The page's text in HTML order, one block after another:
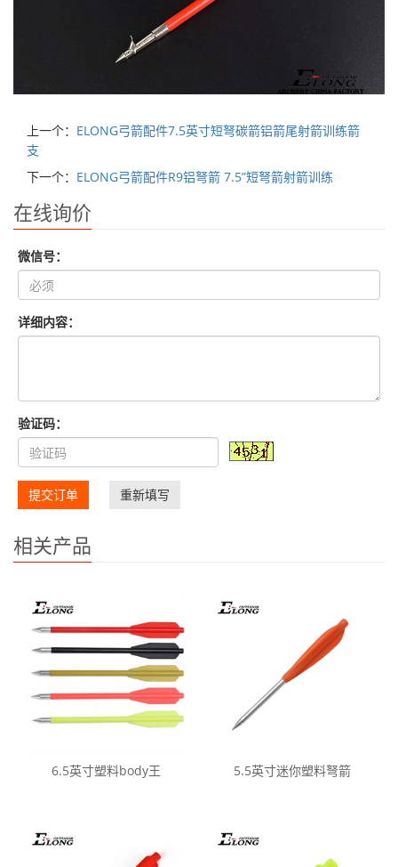
上一个： ELONG弓箭配件7.5英寸短弩碳箭铝箭尾射箭训练箭
支
下一个： ELONG弓箭配件R9铝弩箭 7.5”短弩箭射箭训练
在线询价
微信号：
详细内容：
验证码：
提交订单 重新填写
相关产品
6.5英寸塑料body王 5.5英寸迷你塑料弩箭